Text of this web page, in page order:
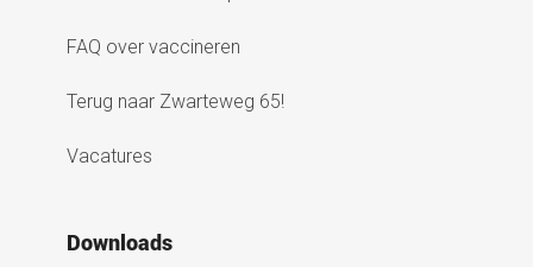
FAQ over vaccineren
Terug naar Zwarteweg 65!
Vacatures
Downloads